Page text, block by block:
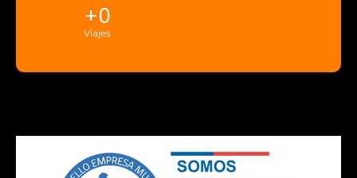
Viajes
+0